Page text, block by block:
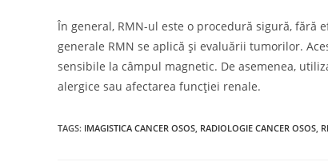
În general, RMN-ul este o procedură sigură, fără
generale RMN se aplică și evaluării tumorilor.
sensibile la câmpul magnetic. De asemenea,
alergice sau afectarea funcției renale.
TAGS: IMAGISTICA CANCER OSOS RADIOLOGIE CANCER OSOS